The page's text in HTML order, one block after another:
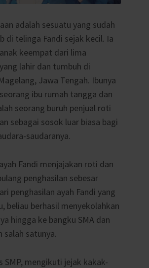
adalah sesuatu yang sudah
di telinga Fandi sejak kecil. Ia
keempat dari lima
lahir dan tumbuh di
Jawa Tengah. Ibunya
ibu rumah tangga dan
seorang buruh penjual roti
sebagai sosok luar biasa bagi
saudaranya.
Fandi menjajakan roti dan
penghasilan sebesar
penghasilan ayah Fandi yang
beliau berhasil menyekolahkan
hingga ke bangku SMA dan
salah satunya.
SMP, mengikuti jejak kakak-